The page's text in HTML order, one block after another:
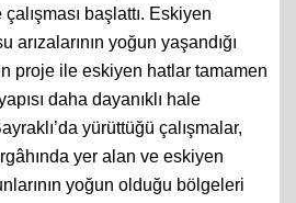
başlattı. Eskiyen
yoğun yaşandığı
proje ile eskiyen hatlar tamamen
daha dayanıklı hale
yürüttüğü çalışmalar,
yer alan ve eskiyen
yoğun olduğu bölgeleri